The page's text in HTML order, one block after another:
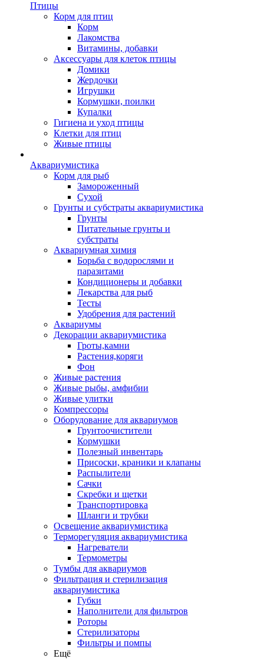
Птицы
Корм для птиц
Корм
Лакомства
Витамины, добавки
Аксессуары для клеток птицы
Домики
Жердочки
Игрушки
Кормушки, поилки
Купалки
Гигиена и уход птицы
Клетки для птиц
Живые птицы
Аквариумистика
Корм для рыб
Замороженный
Сухой
Грунты и субстраты аквариумистика
Грунты
Питательные грунты и
субстраты
Аквариумная химия
Борьба с водорослями и
паразитами
Кондиционеры и добавки
Лекарства для рыб
Тесты
Удобрения для растений
Аквариумы
Декорации аквариумистика
Гроты,камни
Растения,коряги
Фон
Живые растения
Живые рыбы, амфибии
Живые улитки
Компрессоры
Оборудование для аквариумов
Грунтоочистители
Кормушки
Полезный инвентарь
Присоски, краники и клапаны
Распылители
Сачки
Скребки и щетки
Транспортировка
Шланги и трубки
Освещение аквариумистика
Терморегуляция аквариумистика
Нагреватели
Термометры
Тумбы для аквариумов
Фильтрация и стерилизация
аквариумистика
Губки
Наполнители для фильтров
Роторы
Стерилизаторы
Фильтры и помпы
Ещё